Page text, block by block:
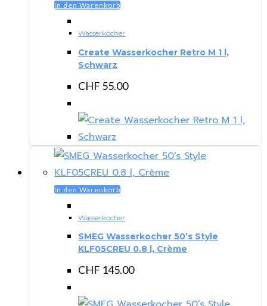
In den Warenkorb
Wasserkocher
Create Wasserkocher Retro M 1 l,
Schwarz
CHF 55.00
In den Warenkorb
Wasserkocher
SMEG Wasserkocher 50’s Style
KLF05CREU 0.8 l, Crème
CHF 145.00